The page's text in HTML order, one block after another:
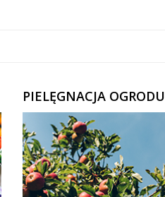
PIELĘGNACJA OGRODU